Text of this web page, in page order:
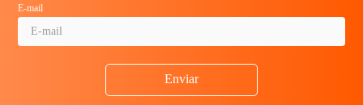
E-mail
Enviar